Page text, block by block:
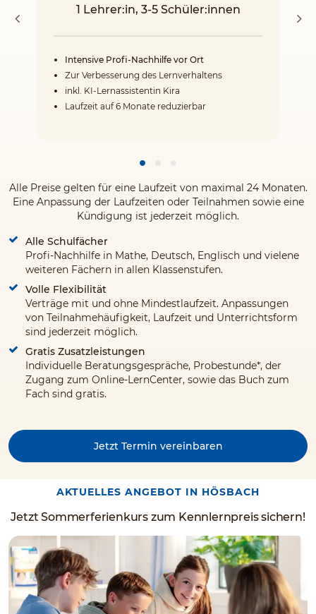
1 Lehrer:in, 3-5 Schüler:innen
Intensive Profi-Nachhilfe vor Ort
Zur Verbesserung des Lernverhaltens
inkl. KI-Lernassistentin Kira
Laufzeit auf 6 Monate reduzierbar
Alle Preise gelten für eine Laufzeit von maximal 24 Monaten.
Eine Anpassung der Laufzeiten oder Teilnahmen sowie eine
Kündigung ist jederzeit möglich.
Alle Schulfächer
Profi-Nachhilfe in Mathe, Deutsch, Englisch und vielene
weiteren Fächern in allen Klassenstufen.
Volle Flexibilität
Verträge mit und ohne Mindestlaufzeit. Anpassungen
von Teilnahmehäufigkeit, Laufzeit und Unterrichtsform
sind jederzeit möglich.
Gratis Zusatzleistungen
Individuelle Beratungsgespräche, Probestunde*, der
Zugang zum Online-LernCenter, sowie das Buch zum
Fach sind gratis.
Jetzt Termin vereinbaren
AKTUELLES ANGEBOT IN HÖSBACH
Jetzt Sommerferienkurs zum Kennlernpreis sichern!